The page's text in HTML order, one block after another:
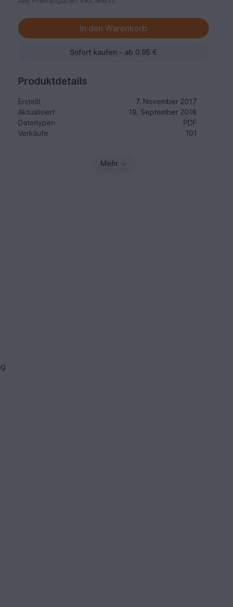
Sofort kaufen - ab 0,95 €
Produktdetails
Erstellt
7. November 2017
Aktualisiert
19. September 2018
Dateitypen
PDF
Verkäufe
101
Mehr